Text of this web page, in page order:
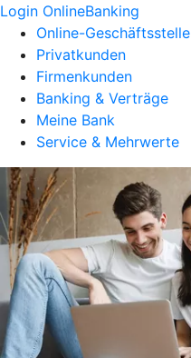
Login OnlineBanking
Online-Geschäftsstelle
Privatkunden
Firmenkunden
Banking & Verträge
Meine Bank
Service & Mehrwerte